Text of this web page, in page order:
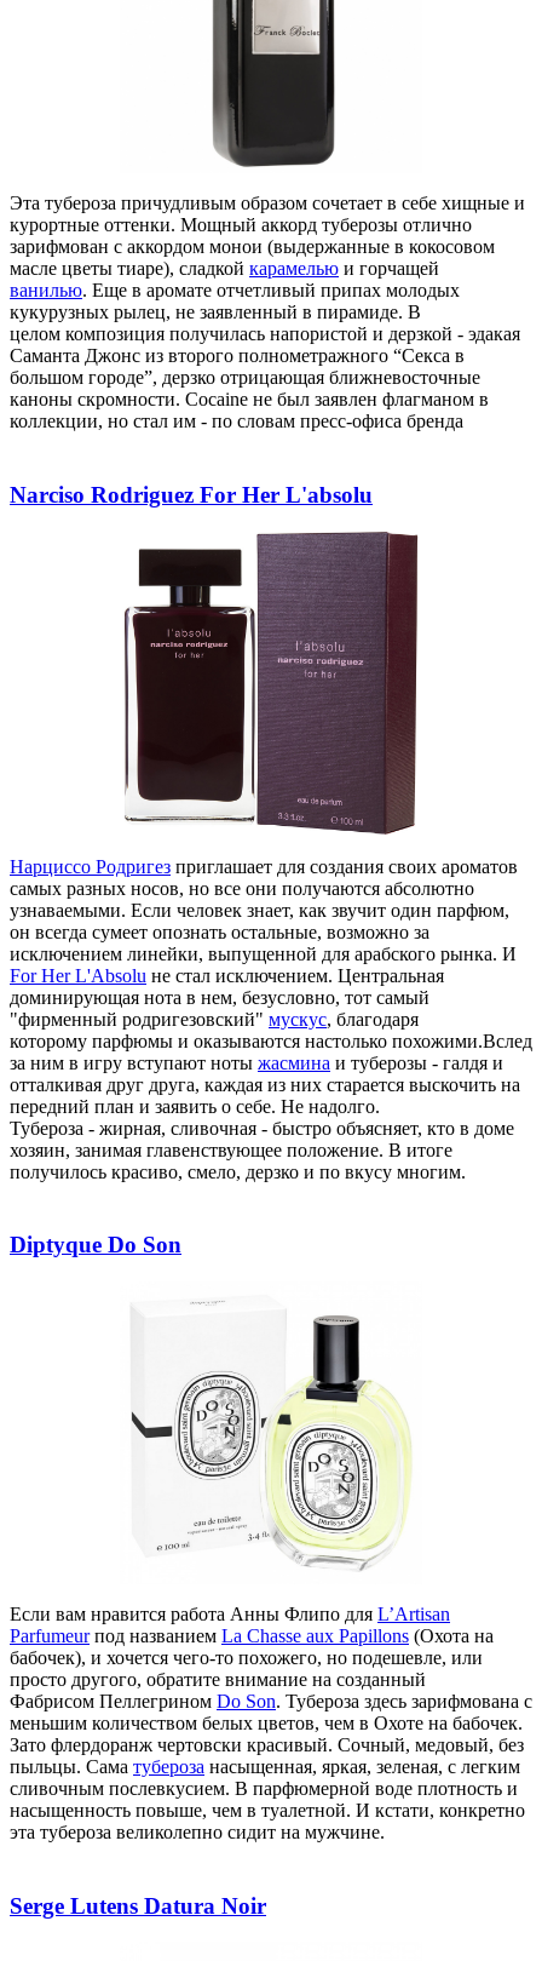
Эта тубероза причудливым образом сочетает в себе хищные и
курортные оттенки. Мощный аккорд туберозы отлично
зарифмован с аккордом монои (выдержанные в кокосовом
масле цветы тиаре), сладкой карамелью и горчащей
ванилью. Еще в аромате отчетливый припах молодых
кукурузных рылец, не заявленный в пирамиде. В
целом композиция получилась напористой и дерзкой - эдакая
Саманта Джонс из второго полнометражного “Секса в
большом городе”, дерзко отрицающая ближневосточные
каноны скромности. Cocaine не был заявлен флагманом в
коллекции, но стал им - по словам пресс-офиса бренда
Narciso Rodriguez For Her L'absolu
Нарциссо Родригез приглашает для создания своих ароматов
самых разных носов, но все они получаются абсолютно
узнаваемыми. Если человек знает, как звучит один парфюм,
он всегда сумеет опознать остальные, возможно за
исключением линейки, выпущенной для арабского рынка. И
For Her L'Absolu не стал исключением. Центральная
доминирующая нота в нем, безусловно, тот самый
"фирменный родригезовский" мускус, благодаря
которому парфюмы и оказываются настолько похожими.Вслед
за ним в игру вступают ноты жасмина и туберозы - галдя и
отталкивая друг друга, каждая из них старается выскочить на
передний план и заявить о себе. Не надолго.
Тубероза - жирная, сливочная - быстро объясняет, кто в доме
хозяин, занимая главенствующее положение. В итоге
получилось красиво, смело, дерзко и по вкусу многим.
Diptyque Do Son
Если вам нравится работа Анны Флипо для L’Artisan
Parfumeurпод названием La Chasse aux Papillons (Охота на
бабочек), и хочется чего-то похожего, но подешевле, или
просто другого, обратите внимание на созданный
Фабрисом Пеллегрином Do Son. Тубероза здесь зарифмована с
меньшим количеством белых цветов, чем в Охоте на бабочек.
Зато флердоранж чертовски красивый. Сочный, медовый, без
пыльцы. Сама тубероза насыщенная, яркая, зеленая, с легким
сливочным послевкусием. В парфюмерной воде плотность и
насыщенность повыше, чем в туалетной. И кстати, конкретно
эта тубероза великолепно сидит на мужчине.
Serge Lutens Datura Noir